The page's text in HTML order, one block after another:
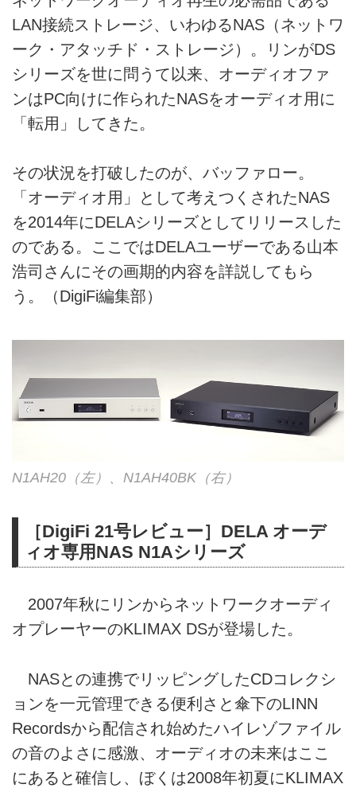
LAN接続ストレージ、いわゆるNAS（ネットワ
ーク・アタッチド・ストレージ）。リンがDS
シリーズを世に問うて以来、オーディオファ
ンはPC向けに作られたNASをオーディオ用に
「転用」してきた。
その状況を打破したのが、バッファロー。
「オーディオ用」として考えつくされたNAS
を2014年にDELAシリーズとしてリリースした
のである。ここではDELAユーザーである山本
浩司さんにその画期的内容を詳説してもら
う。（DigiFi編集部）
N1AH20（左）、N1AH40BK（右）
［DigiFi 21号レビュー］DELA オーデ
ィオ専用NAS N1Aシリーズ
2007年秋にリンからネットワークオーディ
オプレーヤーのKLIMAX DSが登場した。
NASとの連携でリッピングしたCDコレクシ
ョンを一元管理できる便利さと傘下のLINN
Recordsから配信され始めたハイレゾファイル
の音のよさに感激、オーディオの未来はここ
にあると確信し、ぼくは2008年初夏にKLIMAX